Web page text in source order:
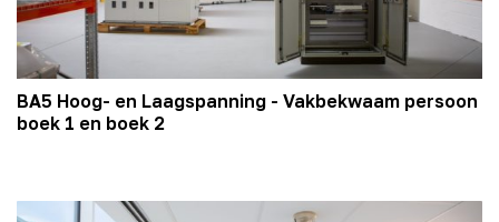
BA5 Hoog- en Laagspanning - Vakbekwaam persoon
boek 1 en boek 2